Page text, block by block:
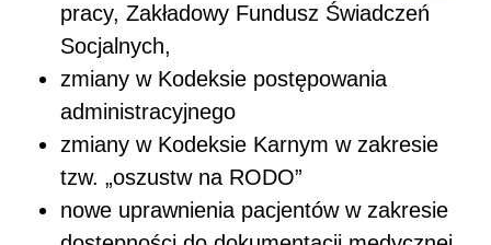
pracy, Zakładowy Fundusz Świadczeń
Socjalnych,
zmiany w Kodeksie postępowania
administracyjnego
zmiany w Kodeksie Karnym w zakresie
tzw. „oszustw na RODO”
nowe uprawnienia pacjentów w zakresie